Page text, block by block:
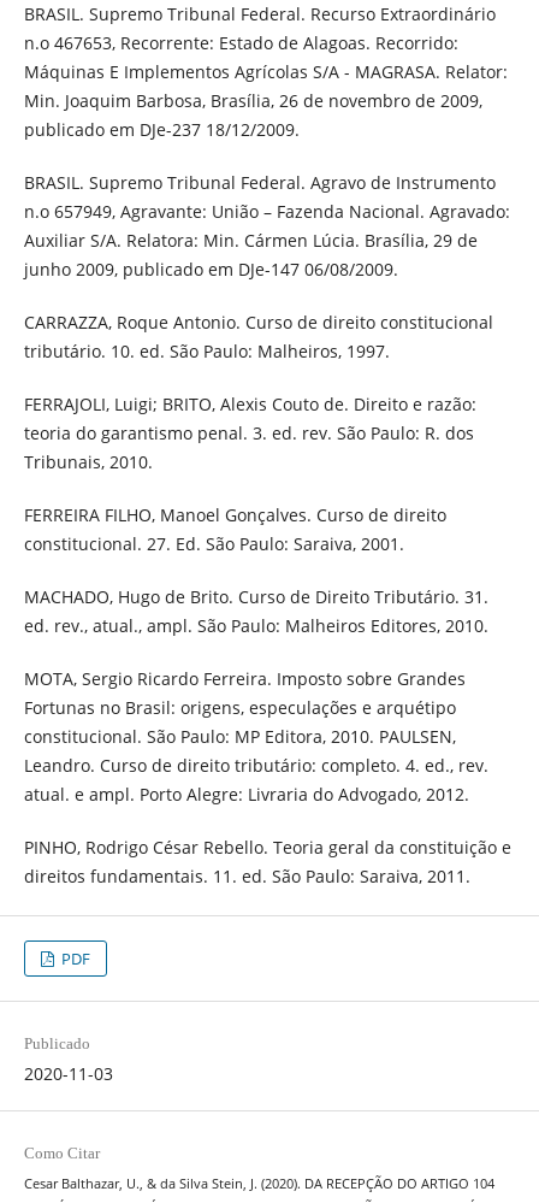
BRASIL. Supremo Tribunal Federal. Recurso Extraordinário
n.o 467653, Recorrente: Estado de Alagoas. Recorrido:
Máquinas E Implementos Agrícolas S/A - MAGRASA. Relator:
Min. Joaquim Barbosa, Brasília, 26 de novembro de 2009,
publicado em DJe-237 18/12/2009.
BRASIL. Supremo Tribunal Federal. Agravo de Instrumento
n.o 657949, Agravante: União – Fazenda Nacional. Agravado:
Auxiliar S/A. Relatora: Min. Cármen Lúcia. Brasília, 29 de
junho 2009, publicado em DJe-147 06/08/2009.
CARRAZZA, Roque Antonio. Curso de direito constitucional
tributário. 10. ed. São Paulo: Malheiros, 1997.
FERRAJOLI, Luigi; BRITO, Alexis Couto de. Direito e razão:
teoria do garantismo penal. 3. ed. rev. São Paulo: R. dos
Tribunais, 2010.
FERREIRA FILHO, Manoel Gonçalves. Curso de direito
constitucional. 27. Ed. São Paulo: Saraiva, 2001.
MACHADO, Hugo de Brito. Curso de Direito Tributário. 31.
ed. rev., atual., ampl. São Paulo: Malheiros Editores, 2010.
MOTA, Sergio Ricardo Ferreira. Imposto sobre Grandes
Fortunas no Brasil: origens, especulações e arquétipo
constitucional. São Paulo: MP Editora, 2010. PAULSEN,
Leandro. Curso de direito tributário: completo. 4. ed., rev.
atual. e ampl. Porto Alegre: Livraria do Advogado, 2012.
PINHO, Rodrigo César Rebello. Teoria geral da constituição e
direitos fundamentais. 11. ed. São Paulo: Saraiva, 2011.
PDF
Publicado
2020-11-03
Como Citar
Cesar Balthazar, U., & da Silva Stein, J. (2020). DA RECEPÇÃO DO ARTIGO 104